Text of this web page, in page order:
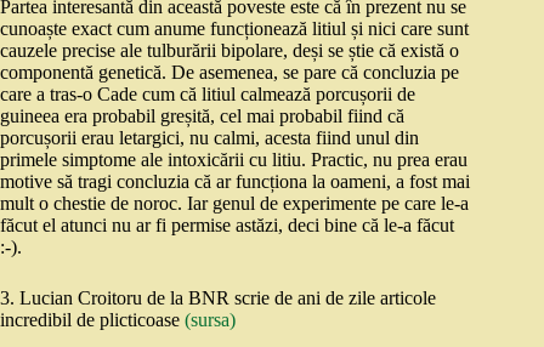
Partea interesantă din această poveste este că în prezent nu se
cunoaște exact cum anume funcționează litiul și nici care sunt
cauzele precise ale tulburării bipolare, deși se știe că există o
componentă genetică. De asemenea, se pare că concluzia pe
care a tras-o Cade cum că litiul calmează porcușorii de
guineea era probabil greșită, cel mai probabil fiind că
porcușorii erau letargici, nu calmi, acesta fiind unul din
primele simptome ale intoxicării cu litiu. Practic, nu prea erau
motive să tragi concluzia că ar funcționa la oameni, a fost mai
mult o chestie de noroc. Iar genul de experimente pe care le-a
făcut el atunci nu ar fi permise astăzi, deci bine că le-a făcut
:-).
3. Lucian Croitoru de la BNR scrie de ani de zile articole
incredibil de plicticoase (sursa)